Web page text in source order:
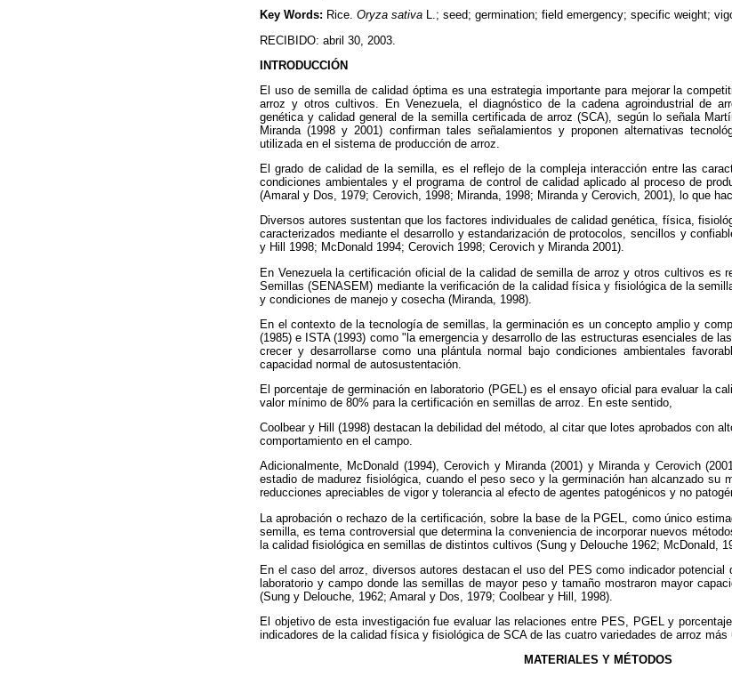
Key Words: Rice. Oryza sativa L.; seed; germination; field emergency; specific weight;
RECIBIDO: abril 30, 2003.
INTRODUCCIÓN
El uso de semilla de calidad óptima es una estrategia importante para mejorar la
arroz y otros cultivos. En Venezuela, el diagnóstico de la cadena agroindustrial de
genética y calidad general de la semilla certificada de arroz (SCA), según lo señala
Miranda (1998 y 2001) confirman tales señalamientos y proponen alternativas
utilizada en el sistema de producción de arroz.
El grado de calidad de la semilla, es el reflejo de la compleja interacción entre las
condiciones ambientales y el programa de control de calidad aplicado al proceso de
(Amaral y Dos, 1979; Cerovich, 1998; Miranda, 1998; Miranda y Cerovich, 2001), lo que
Diversos autores sustentan que los factores individuales de calidad genética, física,
caracterizados mediante el desarrollo y estandarización de protocolos, sencillos y
y Hill 1998; McDonald 1994; Cerovich 1998; Cerovich y Miranda 2001).
En Venezuela la certificación oficial de la calidad de semilla de arroz y otros cultivos es
Semillas (SENASEM) mediante la verificación de la calidad física y fisiológica de la
y condiciones de manejo y cosecha (Miranda, 1998).
En el contexto de la tecnología de semillas, la germinación es un concepto amplio y
(1985) e ISTA (1993) como "la emergencia y desarrollo de las estructuras esenciales de
crecer y desarrollarse como una plántula normal bajo condiciones ambientales
capacidad normal de autosustentación.
El porcentaje de germinación en laboratorio (PGEL) es el ensayo oficial para evaluar la
valor mínimo de 80% para la certificación en semillas de arroz. En este sentido,
Coolbear y Hill (1998) destacan la debilidad del método, al citar que lotes aprobados con
comportamiento en el campo.
Adicionalmente, McDonald (1994), Cerovich y Miranda (2001) y Miranda y Cerovich
estadio de madurez fisiológica, cuando el peso seco y la germinación han alcanzado su
reducciones apreciables de vigor y tolerancia al efecto de agentes patogénicos y no
La aprobación o rechazo de la certificación, sobre la base de la PGEL, como único
semilla, es tema controversial que determina la conveniencia de incorporar nuevos
la calidad fisiológica en semillas de distintos cultivos (Sung y Delouche 1962; McDonald,
En el caso del arroz, diversos autores destacan el uso del PES como indicador potencial
laboratorio y campo donde las semillas de mayor peso y tamaño mostraron mayor
(Sung y Delouche, 1962; Amaral y Dos, 1979; Coolbear y Hill, 1998).
El objetivo de esta investigación fue evaluar las relaciones entre PES, PGEL y
indicadores de la calidad física y fisiológica de SCA de las cuatro variedades de arroz más
MATERIALES Y MÉTODOS